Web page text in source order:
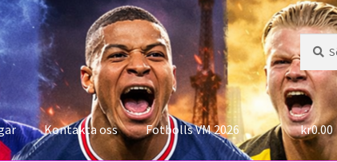
Sök
efter:
Sök
Kontakta oss Fotbolls VM 2026 kr0.00